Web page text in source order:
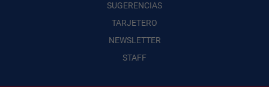
SUGERENCIAS
TARJETERO
NEWSLETTER
STAFF